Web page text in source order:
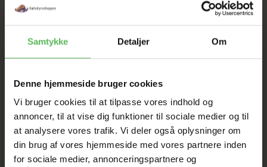
Samtykke Detaljer Om
Denne hjemmeside bruger cookies
Vi bruger cookies til at tilpasse vores indhold og
annoncer, til at vise dig funktioner til sociale medier og til
at analysere vores trafik. Vi deler også oplysninger om
din brug af vores hjemmeside med vores partnere inden
for sociale medier, annonceringspartnere og
Tilbud GÆLDER IKKE
I FYSISK BUTIKKERE